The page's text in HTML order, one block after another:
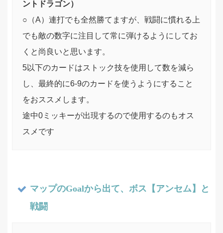
ントドラゴン）
○（A）連打でも全然勝てますが、戦闘に慣れる上
でも敵の数字に注目して常に弾けるようにしてお
くと尚良いと思います。
5以下のカードはストック技を使用して数を減ら
し、最終的に6-9のカードを使うようにすること
をおススメします。
途中0ミッキーが出現するので使用するのもオス
スメです
マップのGoalから出て、ボス【アンセム】と
戦闘